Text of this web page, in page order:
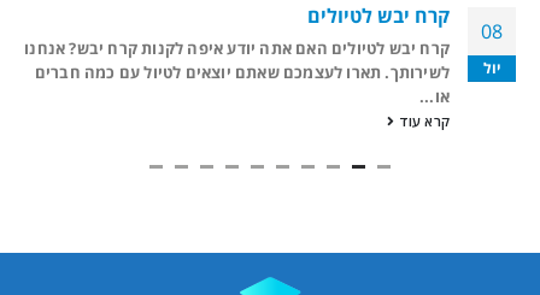
08
יול
קרח יבש לטיולים
קרח יבש לטיולים האם אתה יודע איפה לקנות קרח יבש? אנחנו
לשירותך. תארו לעצמכם שאתם יוצאים לטיול עם כמה חברים
או...
קרא עוד